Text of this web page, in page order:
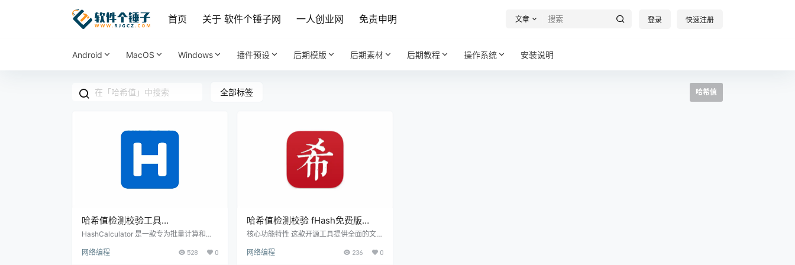
首页 关于 软件个锤子网 一人创业网 免责申明 文章 登录 快速注册
Android MacOS Windows 插件预设 后期模版 后期素材 后期教程 操作系统 安装说明
全部标签 哈希值
哈希值检测校验工具
HashCalculator v6.2.1 免费版【软
HashCalculator 是一款专为批量计算和校
查找、筛选、统计等繁琐操作，让文件校验
网络编程 528 0
哈希值检测校验 fHash免费版
Win25.7.13 / Mac25.7.13【软件个
核心功能特性 这款开源工具提供全面的文件
HA256和SHA512多种哈希算法 简洁直观的
网络编程 236 0